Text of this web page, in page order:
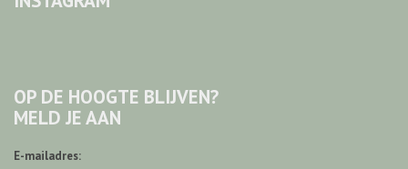
OP DE HOOGTE BLIJVEN?
MELD JE AAN
E-mailadres: